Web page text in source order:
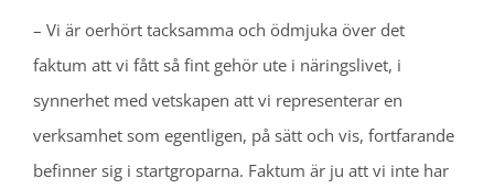
– Vi är oerhört tacksamma och ödmjuka över det
faktum att vi fått så fint gehör ute i näringslivet, i
synnerhet med vetskapen att vi representerar en
verksamhet som egentligen, på sätt och vis, fortfarande
befinner sig i startgroparna. Faktum är ju att vi inte har